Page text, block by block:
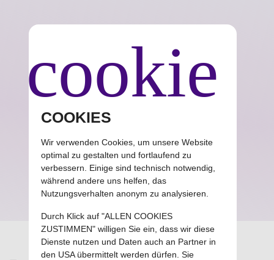
Cube Concept
Einfache Software für erfolgreiche Unternehmer
cookie
COOKIES
Wir verwenden Cookies, um unsere Website
optimal zu gestalten und fortlaufend zu
verbessern. Einige sind technisch notwendig,
während andere uns helfen, das
Nutzungsverhalten anonym zu analysieren.
Durch Klick auf "ALLEN COOKIES
ZUSTIMMEN" willigen Sie ein, dass wir diese
Dienste nutzen und Daten auch an Partner in
den USA übermittelt werden dürfen. Sie